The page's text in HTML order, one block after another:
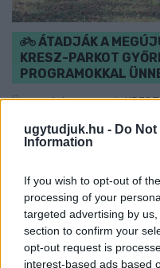
ugytudjuk.hu - Do
Information
If you wish to opt-out of
processing of your
targeted advertising by
section to confirm your
opt-out request is
interest-based ads based
ÁTADJÁK A
KRESZ-PARKOT
PROGRAMOKKAL
Ügyességi versenyek,